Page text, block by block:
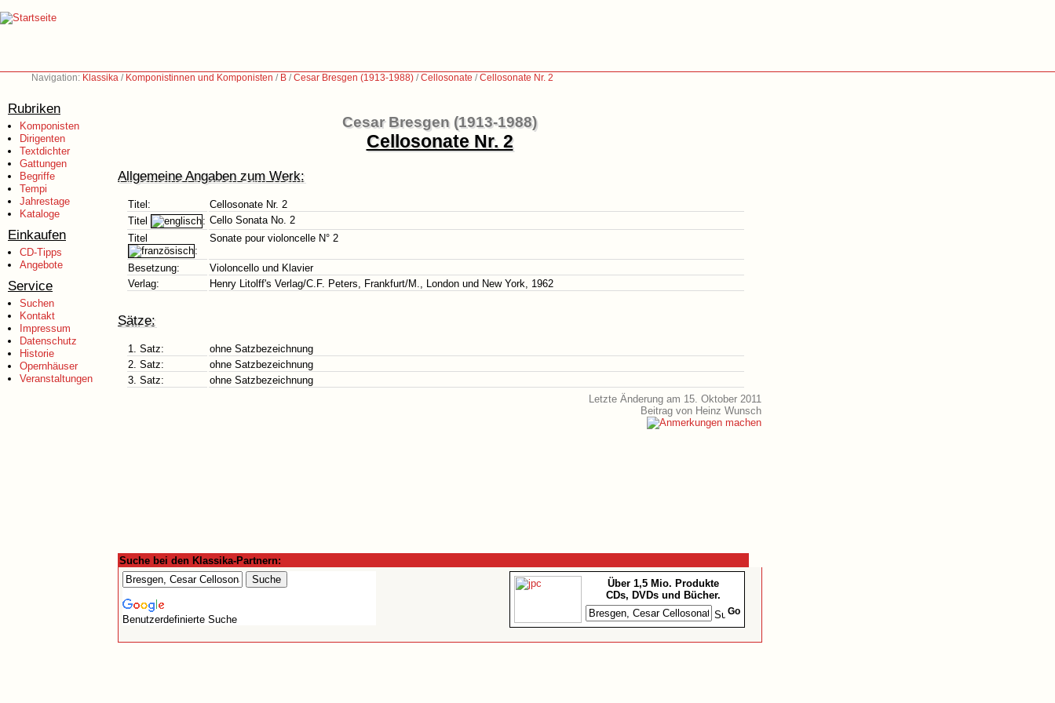
Navigation: Klassika / Komponistinnen und Komponisten / B /Cesar Bresgen (1913-1988) /Cellosonate /Cellosonate Nr. 2
Rubriken
Komponisten
Dirigenten
Textdichter
Gattungen
Begriffe
Tempi
Jahrestage
Kataloge
Einkaufen
CD-Tipps
Angebote
Service
Suchen
Kontakt
Impressum
Datenschutz
Historie
Opernhäuser
Veranstaltungen
Cesar Bresgen (1913-1988)
Cellosonate Nr. 2
Allgemeine Angaben zum Werk:
Titel:
Cellosonate Nr. 2
Titel
: Cello Sonata No. 2
Titel
:
Sonate pour violoncelle N° 2
Besetzung:
Violoncello und Klavier
Verlag:
Henry Litolff's Verlag/C.F. Peters, Frankfurt/M., London und New York, 1962
Sätze:
1. Satz:
ohne Satzbezeichnung
2. Satz:
ohne Satzbezeichnung
3. Satz:
ohne Satzbezeichnung
Letzte Änderung am 15. Oktober 2011
Beitrag von Heinz Wunsch
Suche bei den Klassika-Partnern:
Benutzerdefinierte Suche
Über 1,5 Mio. Produkte
CDs, DVDs und Bücher.
Go